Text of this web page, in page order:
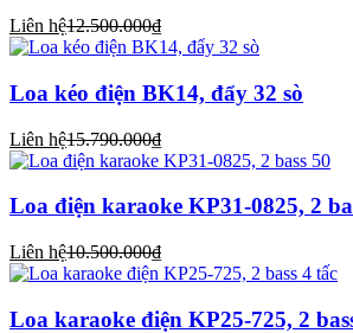
Liên hệ12.500.000₫
Loa kéo điện BK14, đẩy 32 sò
Liên hệ15.790.000₫
Loa điện karaoke KP31-0825, 2
Liên hệ10.500.000₫
Loa karaoke điện KP25-725, 2